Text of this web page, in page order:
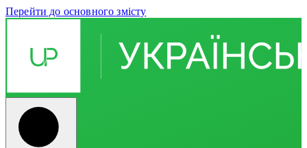
Перейти до основного змісту